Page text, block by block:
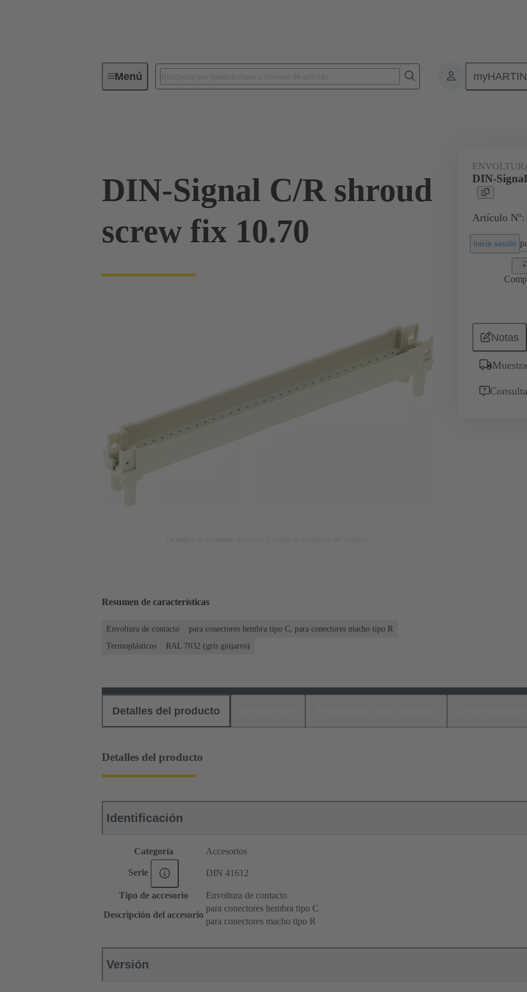
MenúConectividad de dispositivos Conectores de placa a placa de
DIN-Signal C/R shroud
screw fix 10.70
DIN-
Artículo Nº:
Inicie sesión
Notas
Resumen de características
Envoltura de contacto
para conectores hembra tipo C, para conectores macho tipo R
Termoplásticos
RAL 7032 (gris guijarro)
Detalles del producto
Detalles del producto
Identificación
Categoría Accesorios
Serie DIN 41612
Tipo de accesorio
Envoltura de contacto
Descripción del accesorio
para conectores hembra tipo C
para conectores macho tipo R
Versión